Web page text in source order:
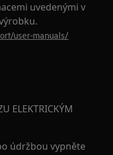
uvedenými v
user-manuals/
ELEKTRICKÝM
údržbou vypněte